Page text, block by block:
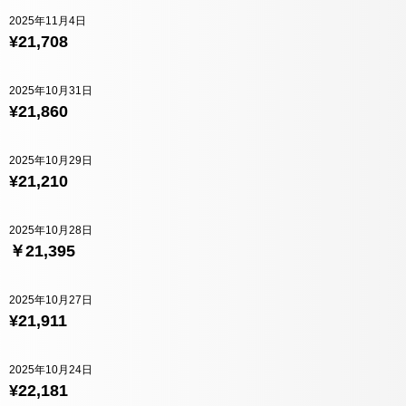
¥21,708
2025年11月4日
¥21,860
2025年10月31日
¥21,210
2025年10月29日
￥21,395
2025年10月28日
¥21,911
2025年10月27日
¥22,181
2025年10月24日